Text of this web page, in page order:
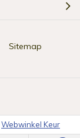
Sitemap
Webwinkel Keur